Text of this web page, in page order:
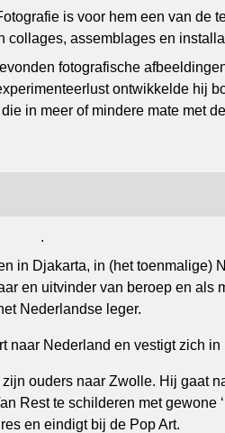
is voor hem een van de
collages, assemblages en
fotografische
ontwikkelde hij
in meer of mindere mate met
.
in Djakarta, in (het toenmalige)
en uitvinder van beroep en als
Nederlandse leger.
naar Nederland en vestigt zich in
ouders naar Zwolle. Hij gaat
Rest te schilderen met gewone
en eindigt bij de Pop Art.